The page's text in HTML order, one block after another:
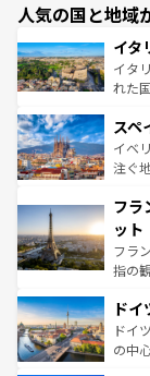
人気の国と地域
イタ
イタ
れた国
ろん
景な
ピザ
ませ
なお
しい。
スペ
イベ
注ぐ
文化
れる
る。
アー
せる
ンテ
フラ
ット
フラ
指の
で、
聖堂
から
ドイ
ドイ
の中